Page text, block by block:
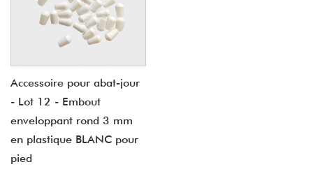
Accessoire pour abat-jour
- Lot 12 - Embout
enveloppant rond 3 mm
en plastique BLANC pour
pied